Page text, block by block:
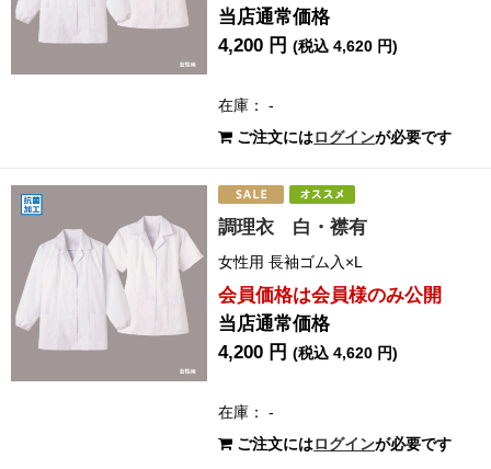
当店通常価格
4,200 円(税込 4,620 円)
在庫： -
ご注文にはログインが必要です
調理衣 白・襟有
女性用 長袖ゴム入×L
会員価格は会員様のみ公開
当店通常価格
4,200 円(税込 4,620 円)
在庫： -
ご注文にはログインが必要です